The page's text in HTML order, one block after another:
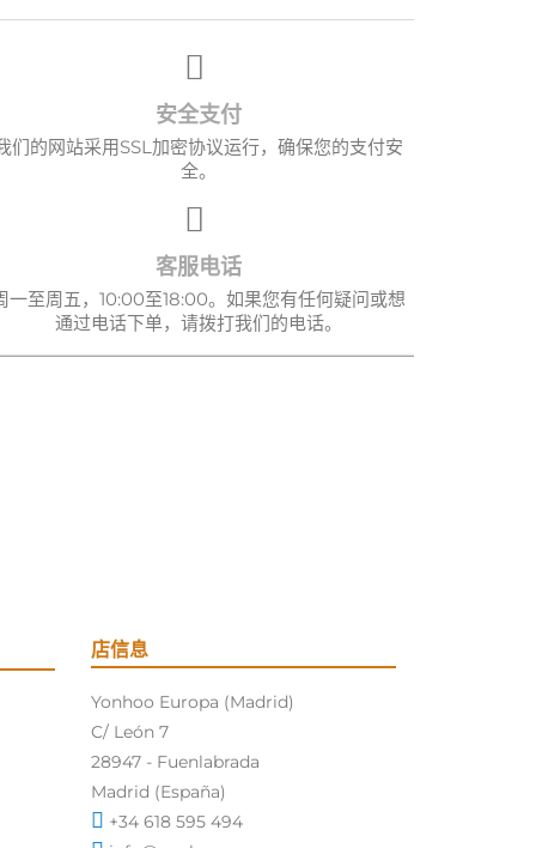
安全支付
们的网站采用SSL加密协议运行，确保您的支付安
全。
客服电话
一至周五，10:00至18:00。如果您有任何疑问或想
通过电话下单，请拨打我们的电话。
店信息
Yonhoo Europa (Madrid)
C/ León 7
28947 - Fuenlabrada
Madrid (España)
+34 618 595 494